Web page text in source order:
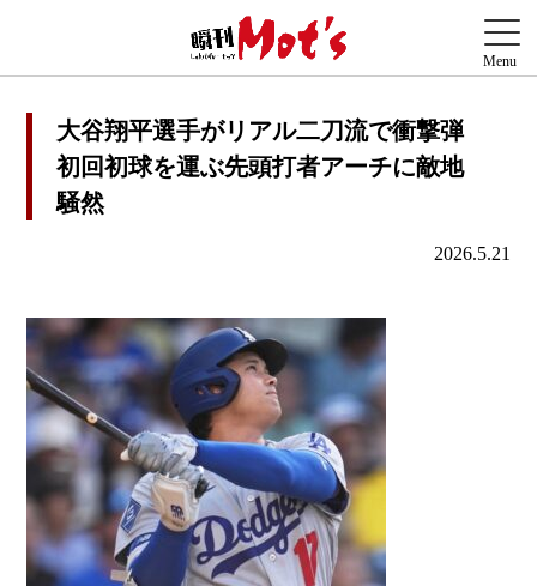
大谷翔平選手がリアル二刀流で衝撃弾
初回初球を運ぶ先頭打者アーチに敵地
騒然
2026.5.21